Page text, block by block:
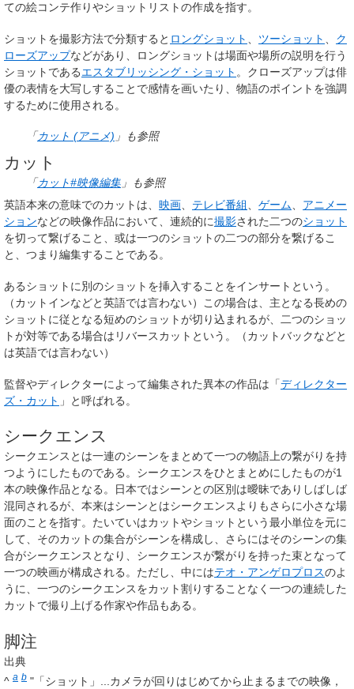
ての絵コンテ作りやショットリストの作成を指す。
ショットを撮影方法で分類すると ロングショット ツーショット
ク
ローズアップなどがあり、ロングショットは場面や場所の説明を行う
ショットであるエスタブリッシング・ショット 。クローズアップは俳
優の表情を大写しすることで感情を画いたり、物語のポイントを強調
するために使用される。
「カット (アニメ) 」も参照
カット
「カット#映像編集 」も参照
英語本来の意味でのカットは、 映画、 テレビ番組、 ゲーム、 アニメー
ションなどの映像作品において、連続的に撮影された二つのショット
を切って繋げること、或は一つのショットの二つの部分を繋げるこ
と、つまり編集することである。
あるショットに別のショットを挿入することをインサートという。
（カットインなどと英語では言わない）この場合は、主となる長めの
ショットに従となる短めのショットが切り込まれるが、二つのショッ
トが対等である場合はリバースカットという。（カットバックなどと
は英語では言わない）
監督やディレクターによって編集された異本の作品は「ディレクター
ズ・カット 」と呼ばれる。
シークエンス
シークエンスとは一連のシーンをまとめて一つの物語上の繋がりを持
つようにしたものである。シークエンスをひとまとめにしたものが1
本の映像作品となる。日本ではシーンとの区別は曖昧でありしばしば
混同されるが、本来はシーンとはシークエンスよりもさらに小さな場
面のことを指す。たいていはカットやショットという最小単位を元に
して、そのカットの集合がシーンを構成し、さらにはそのシーンの集
合がシークエンスとなり、シークエンスが繋がりを持った束となって
一つの映画が構成される。ただし、中にはテオ・アンゲロプロスのよ
うに、一つのシークエンスをカット割りすることなく一つの連続した
カットで撮り上げる作家や作品もある。
脚注
出典
^ a b "「ショット」...カメラが回りはじめてから止まるまでの映像，